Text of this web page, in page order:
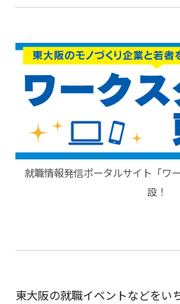
就職情報発信ポータルサイト「ワ
設！
東大阪の就職イベントなどをい